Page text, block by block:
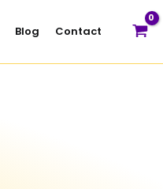
Blog Contact